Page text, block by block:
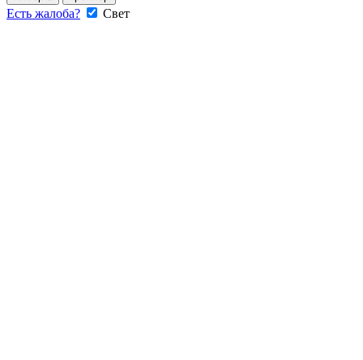
Есть жалоба? Свет